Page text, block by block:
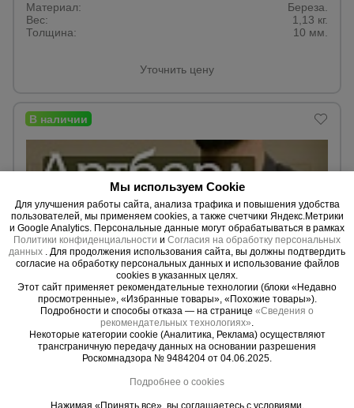
Материал:
Береза.
Вес:
1,13 кг.
Толщина:
10 мм.
Уточнить цену
0 отзывов
Фанера Промышленник 210x297x10 мм, береза 5 шт.
Материал:
Береза.
Вибротехника
для
Оборудование
для работы с
арматурой
Оборудование
для бетонных
работ
Мы используем Cookie
Для улучшения работы сайта, анализа трафика и повышения удобства
пользователей, мы применяем cookies, а также счетчики Яндекс.Метрики
и Google Analytics. Персональные данные могут обрабатываться в рамках
Политики конфиденциальности и Согласия на обработку персональных
данных . Для продолжения использования сайта, вы должны подтвердить
согласие на обработку персональных данных и использование файлов
cookies в указанных целях.
Этот сайт применяет рекомендательные технологии (блоки «Недавно
просмотренные», «Избранные товары», «Похожие товары»).
Подробности и способы отказа — на странице «Сведения о
рекомендательных технологиях».
Некоторые категории cookie (Аналитика, Реклама) осуществляют
трансграничную передачу данных на основании разрешения
Роскомнадзора № 9484204 от 04.06.2025.
Подробнее о cookies
Нажимая «Принять все», вы соглашаетесь с условиями.